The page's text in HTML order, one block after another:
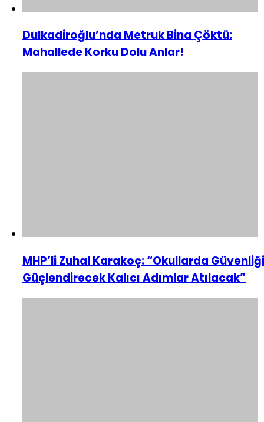
Dulkadiroğlu’nda Metruk Bina Çöktü:
Mahallede Korku Dolu Anlar!
MHP’li Zuhal Karakoç: “Okullarda Güvenliği
Güçlendirecek Kalıcı Adımlar Atılacak”